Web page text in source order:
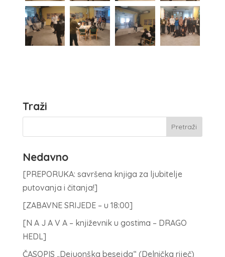
Traži
Nedavno
[PREPORUKA: savršena knjiga za ljubitelje
putovanja i čitanja!]
[ZABAVNE SRIJEDE – u 18:00]
[N A J A V A – književnik u gostima – DRAGO
HEDL]
ČASOPIS „Dejuonška besejda“ (Delnička riječ)